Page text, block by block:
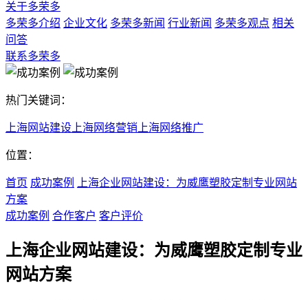
关于多荣多
多荣多介绍 企业文化 多荣多新闻 行业新闻 多荣多观点 相关
问答
联系多荣多
热门关键词：
上海网站建设 上海网络营销 上海网络推广
位置：
首页 成功案例
上海企业网站建设：为威鹰塑胶定制专业网站
方案
成功案例 合作客户 客户评价
上海企业网站建设：为威鹰塑胶定制专业
网站方案